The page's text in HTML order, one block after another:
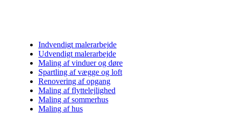
Indvendigt malerarbejde
Udvendigt malerarbejde
Maling af vinduer og døre
Spartling af vægge og loft
Renovering af opgang
Maling af flyttelejlighed
Maling af sommerhus
Maling af hus